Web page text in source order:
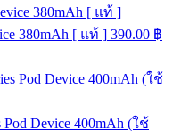
380mAh [ แท้ ] 390.00 ฿
Device 400mAh (ใช้